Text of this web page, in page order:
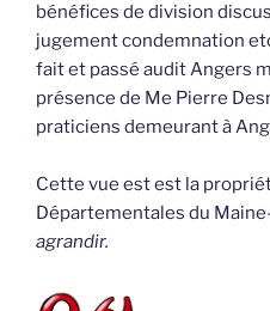
bénéfices de division
jugement condemnation
fait et passé audit Angers
présence de Me Pierre
praticiens demeurant à
Cette vue est est la
Départementales du
agrandir.